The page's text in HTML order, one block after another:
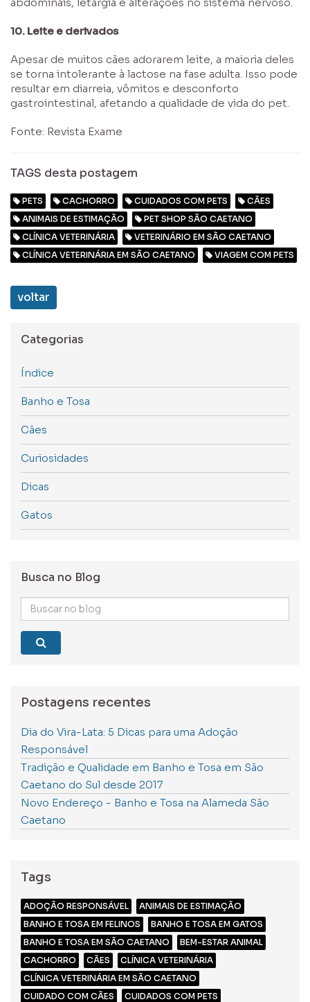
10. Leite e derivados
Apesar de muitos cães adorarem leite, a maioria deles
se torna intolerante à lactose na fase adulta. Isso pode
resultar em diarreia, vômitos e desconforto
gastrointestinal, afetando a qualidade de vida do pet.
Fonte: Revista Exame
TAGS desta postagem
PETS CACHORRO CUIDADOS COM PETS
CÃES
ANIMAIS DE ESTIMAÇÃO
PET SHOP SÃO CAETANO
CLÍNICA VETERINÁRIA
VETERINÁRIO EM SÃO CAETANO
CLÍNICA VETERINÁRIA EM SÃO CAETANO
VIAGEM COM PETS
voltar
Categorias
Índice
Banho e Tosa
Cães
Curiosidades
Dicas
Gatos
Busca no Blog
Buscar
no
blog
Postagens recentes
Dia do Vira-Lata: 5 Dicas para uma Adoção
Responsável
Tradição e Qualidade em Banho e Tosa em São
Caetano do Sul desde 2017
Novo Endereço - Banho e Tosa na Alameda São
Caetano
Tags
ADOÇÃO RESPONSÁVEL
ANIMAIS DE ESTIMAÇÃO
BANHO E TOSA EM FELINOS
BANHO E TOSA EM GATOS
BANHO E TOSA EM SÃO CAETANO
BEM-ESTAR ANIMAL
CACHORRO
CÃES
CLÍNICA VETERINÁRIA
CLÍNICA VETERINÁRIA EM SÃO CAETANO
CUIDADO COM CÃES
CUIDADOS COM PETS